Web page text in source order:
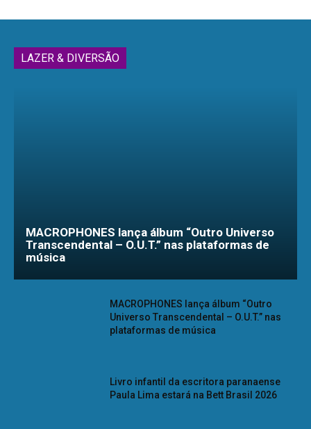
LAZER & DIVERSÃO
MACROPHONES lança álbum “Outro Universo
Transcendental – O.U.T.” nas plataformas de
música
MACROPHONES lança álbum “Outro
Universo Transcendental – O.U.T.” nas
plataformas de música
Livro infantil da escritora paranaense
Paula Lima estará na Bett Brasil 2026